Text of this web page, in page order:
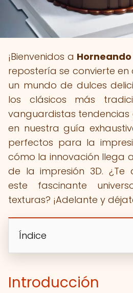
¡Bienvenidos a
repostería se convierte en
un mundo de dulces
los clásicos más
vanguardistas tendencias
en nuestra guía
perfectos para la
cómo la innovación llega
de la impresión 3D. ¿Te
este fascinante
texturas? ¡Adelante y
Índice
Introducción